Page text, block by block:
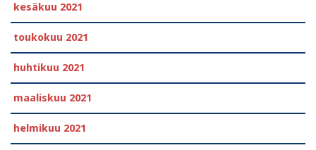
kesäkuu 2021
toukokuu 2021
huhtikuu 2021
maaliskuu 2021
helmikuu 2021